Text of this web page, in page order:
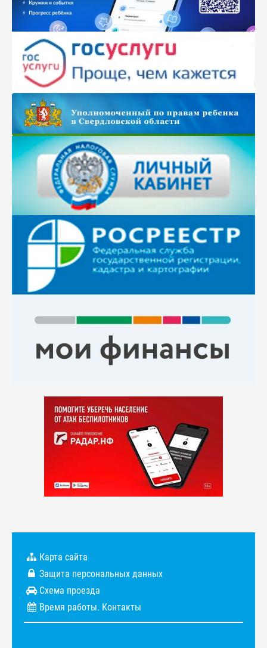
Карта сайта
Защита персональных данных
Схема проезда
Время работы. Контакты